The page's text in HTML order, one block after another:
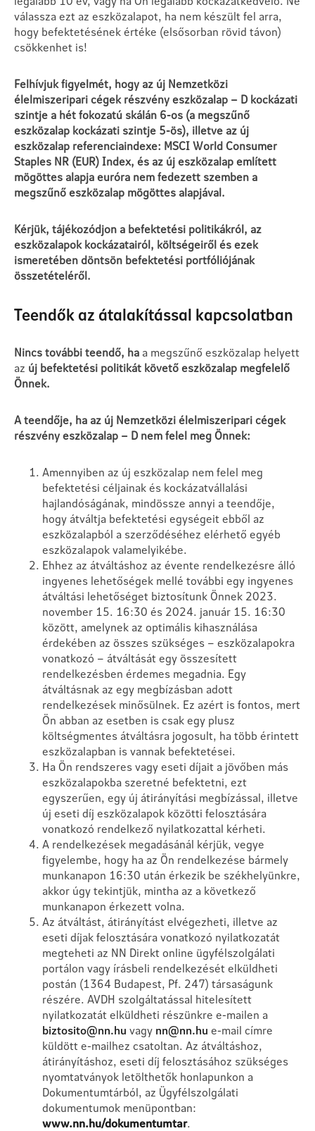
válassza ezt az eszközalapot, ha nem készült fel arra,
hogy befektetésének értéke (elsősorban rövid távon)
csökkenhet is!
Felhívjuk figyelmét, hogy az új Nemzetközi
élelmiszeripari cégek részvény eszközalap – D kockázati
szintje a hét fokozatú skálán 6-os (a megszűnő
eszközalap kockázati szintje 5-ös), illetve az új
eszközalap referenciaindexe: MSCI World Consumer
Staples NR (EUR) Index, és az új eszközalap említett
mögöttes alapja euróra nem fedezett szemben a
megszűnő eszközalap mögöttes alapjával.
Kérjük, tájékozódjon a befektetési politikákról, az
eszközalapok kockázatairól, költségeiről és ezek
ismeretében döntsön befektetési portfóliójának
összetételéről.
Teendők az átalakítással kapcsolatban
Nincs további teendő, ha a megszűnő eszközalap helyett
az új befektetési politikát követő eszközalap megfelelő
Önnek.
A teendője, ha az új Nemzetközi élelmiszeripari cégek
részvény eszközalap – D nem felel meg Önnek:
Amennyiben az új eszközalap nem felel meg
befektetési céljainak és kockázatvállalási
hajlandóságának, mindössze annyi a teendője,
hogy átváltja befektetési egységeit ebből az
eszközalapból a szerződéséhez elérhető egyéb
eszközalapok valamelyikébe.
Ehhez az átváltáshoz az évente rendelkezésre álló
ingyenes lehetőségek mellé további egy ingyenes
átváltási lehetőséget biztosítunk Önnek 2023.
november 15. 16:30 és 2024. január 15. 16:30
között, amelynek az optimális kihasználása
érdekében az összes szükséges – eszközalapokra
vonatkozó – átváltását egy összesített
rendelkezésben érdemes megadnia. Egy
átváltásnak az egy megbízásban adott
rendelkezések minősülnek. Ez azért is fontos, mert
Ön abban az esetben is csak egy plusz
költségmentes átváltásra jogosult, ha több érintett
eszközalapban is vannak befektetései.
Ha Ön rendszeres vagy eseti díjait a jövőben más
eszközalapokba szeretné befektetni, ezt
egyszerűen, egy új átirányítási megbízással, illetve
új eseti díj eszközalapok közötti felosztására
vonatkozó rendelkező nyilatkozattal kérheti.
A rendelkezések megadásánál kérjük, vegye
figyelembe, hogy ha az Ön rendelkezése bármely
munkanapon 16:30 után érkezik be székhelyünkre,
akkor úgy tekintjük, mintha az a következő
munkanapon érkezett volna.
Az átváltást, átirányítást elvégezheti, illetve az
eseti díjak felosztására vonatkozó nyilatkozatát
megteheti az NN Direkt online ügyfélszolgálati
portálon vagy írásbeli rendelkezését elküldheti
postán (1364 Budapest, Pf. 247) társaságunk
részére. AVDH szolgáltatással hitelesített
nyilatkozatát elküldheti részünkre e-mailen a
biztosito@nn.hu vagy nn@nn.hu e-mail címre
küldött e-mailhez csatoltan. Az átváltáshoz,
átirányításhoz, eseti díj felosztásához szükséges
nyomtatványok letölthetők honlapunkon a
Dokumentumtárból, az Ügyfélszolgálati
dokumentumok menüpontban:
www.nn.hu/dokumentumtar.